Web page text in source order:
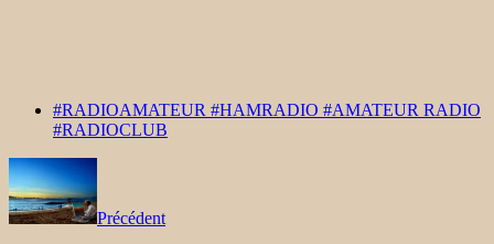
#RADIOAMATEUR #HAMRADIO #AMATEUR RADIO
#RADIOCLUB
Précédent